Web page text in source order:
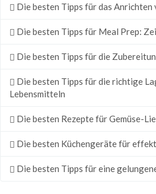
Die besten Tipps für das Anrichten
Die besten Tipps für Meal Prep:
Die besten Tipps für die
Die besten Tipps für die richtige
Lebensmitteln
Die besten Rezepte für Gemüse-
Die besten Küchengeräte für
Die besten Tipps für eine